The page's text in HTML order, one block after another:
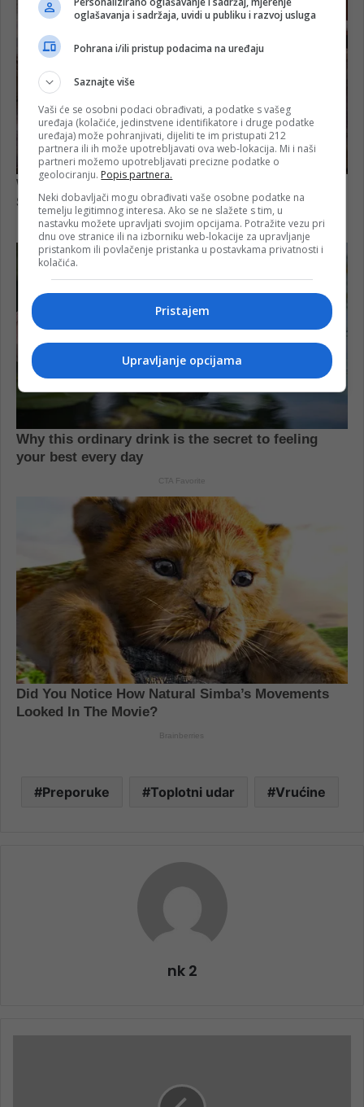
Preporuke Toplotni udar Vrućine
nk 2
oglašavanja i sadržaja, uvidi u publiku i razvoj usluga
Pohrana i/ili pristup podacima na uređaju
Saznajte više
Vaši će se osobni podaci obrađivati, a podatke s vašeg
uređaja (kolačiće, jedinstvene identifikatore i druge podatke
uređaja) može pohranjivati, dijeliti te im pristupati 212
partnera ili ih može upotrebljavati ova web-lokacija. Mi i naši
partneri možemo upotrebljavati precizne podatke o
geolociranju. Popis partnera.
Neki dobavljači mogu obrađivati vaše osobne podatke na
temelju legitimnog interesa. Ako se ne slažete s tim, u
nastavku možete upravljati svojim opcijama. Potražite vezu pri
dnu ove stranice ili na izborniku web-lokacije za upravljanje
pristankom ili povlačenje pristanka u postavkama privatnosti i
kolačića.
Pristajem
Upravljanje opcijama